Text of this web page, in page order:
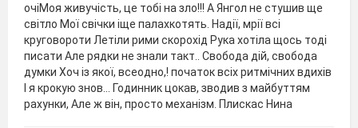
очіМоя живучість, це тобі на зло!!! А Янгол не стушив ще
світло Мої свічки іще палахкотять. Надії, мрії всі
круговороти Летіли рими скорохід Рука хотіла щось тоді
писати Але рядки не знали такт.. Свобода дій, свобода
думки Хоч із якої, всеодно,! початок всіх ритмічних вдихів
І я крокую знов... Годинник цокав, зводив з майбуттям
рахунки, Але ж він, просто механізм. Плискас Нина